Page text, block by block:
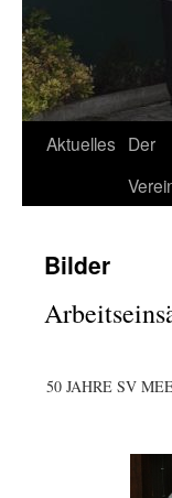
Aktuelles Der
Bilder
50 JAHRE SV